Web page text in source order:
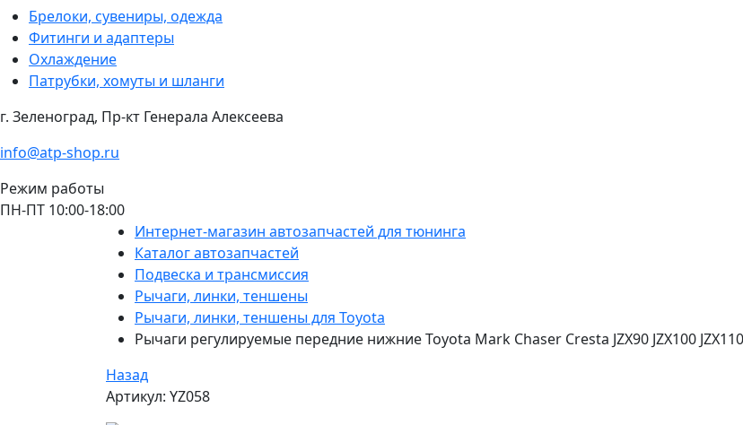
Брелоки, сувениры, одежда
Фитинги и адаптеры
Охлаждение
Патрубки, хомуты и шланги
г. Зеленоград, Пр-кт Генерала Алексеева
info@atp-shop.ru
Режим работы
ПН-ПТ 10:00-18:00
Интернет-магазин автозапчастей для тюнинга
Каталог автозапчастей
Подвеска и трансмиссия
Рычаги, линки, теншены
Рычаги, линки, теншены для Toyota
Рычаги регулируемые передние нижние Toyota Mark Chaser Cresta JZX90 JZX100
Назад
Артикул: YZ058